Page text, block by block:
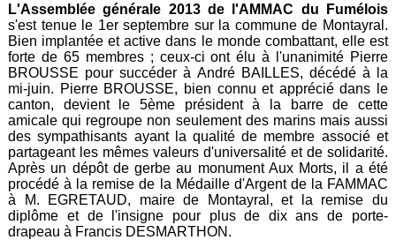
L'Assemblée générale 2013 de l'AMMAC du Fumélois
s'est tenue le 1er septembre sur la commune de Montayral.
Bien implantée et active dans le monde combattant, elle est
forte de 65 membres ; ceux-ci ont élu à l'unanimité Pierre
BROUSSE pour succéder à André BAILLES, décédé à la
mi-juin. Pierre BROUSSE, bien connu et apprécié dans le
canton, devient le 5ème président à la barre de cette
amicale qui regroupe non seulement des marins mais aussi
des sympathisants ayant la qualité de membre associé et
partageant les mêmes valeurs d'universalité et de solidarité.
Après un dépôt de gerbe au monument Aux Morts, il a été
procédé à la remise de la Médaille d'Argent de la FAMMAC
à M. EGRETAUD, maire de Montayral, et la remise du
diplôme et de l'insigne pour plus de dix ans de porte-
drapeau à Francis DESMARTHON.